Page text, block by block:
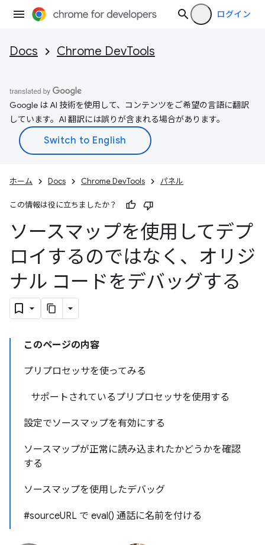
ログイン
Docs Chrome DevTools
Google は AI 技術を使用して、コンテンツをご希望の言語に翻訳
しています。AI 翻訳には誤りが含まれる場合があります。
ホーム Docs Chrome DevTools パネル
この情報は役に立ちましたか？
ソースマップを使用してデプ
ロイするのではなく、オリジ
ナル コードをデバッグする
このページの内容
プリプロセッサを使ってみる
サポートされているプリプロセッサを使用する
設定でソースマップを有効にする
ソースマップが正常に読み込まれたかどうかを確認
する
ソースマップを使用したデバッグ
#sourceURL で eval() 通話に名前を付ける